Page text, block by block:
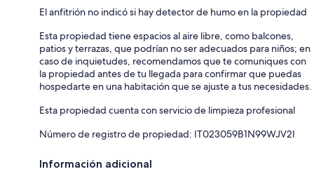
El anfitrión no indicó si hay detector de humo en la propiedad
Esta propiedad tiene espacios al aire libre, como balcones,
patios y terrazas, que podrían no ser adecuados para niños; en
caso de inquietudes, recomendamos que te comuniques con
la propiedad antes de tu llegada para confirmar que puedas
hospedarte en una habitación que se ajuste a tus necesidades.
Esta propiedad cuenta con servicio de limpieza profesional
Número de registro de propiedad: IT023059B1N99WJV2I
Información adicional